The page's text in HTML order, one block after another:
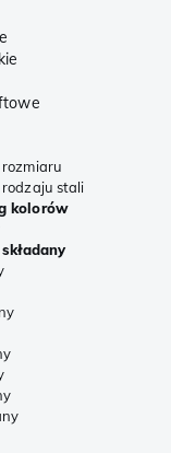
rozmiaru
rodzaju stali
kolorów